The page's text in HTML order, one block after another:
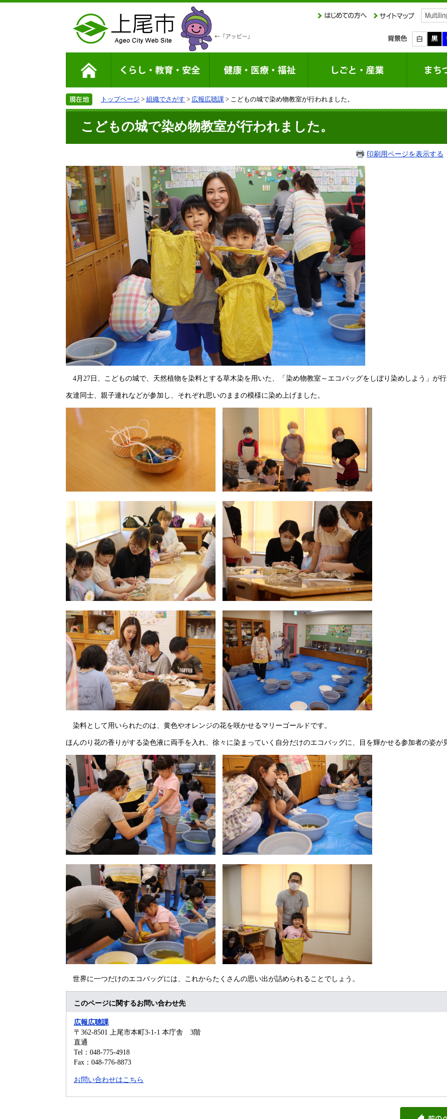
トップページ > 組織でさがす > 広報広聴課 > こどもの城で染め物教室が行われました。
こどもの城で染め物教室が行われました。
印刷用ページを表示する
4月27日、こどもの城で、天然植物を染料とする草木染を用いた、「染め物教室～エコバッグをしぼり染めしよう」が行
友達同士、親子連れなどが参加し、それぞれ思いのままの模様に染め上げました。
染料として用いられたのは、黄色やオレンジの花を咲かせるマリーゴールドです。
ほんのり花の香りがする染色液に両手を入れ、徐々に染まっていく自分だけのエコバッグに、目を輝かせる参加者の姿が
世界に一つだけのエコバッグには、これからたくさんの思い出が詰められることでしょう。
このページに関するお問い合わせ先
広報広聴課
〒362-8501 上尾市本町3-1-1 本庁舎 3階
直通
Tel：048-775-4918
Fax：048-776-8873
お問い合わせはこちら